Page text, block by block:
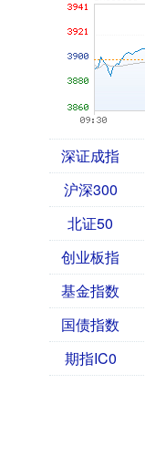
深证成指
沪深300
北证50
创业板指
基金指数
国债指数
期指IC0